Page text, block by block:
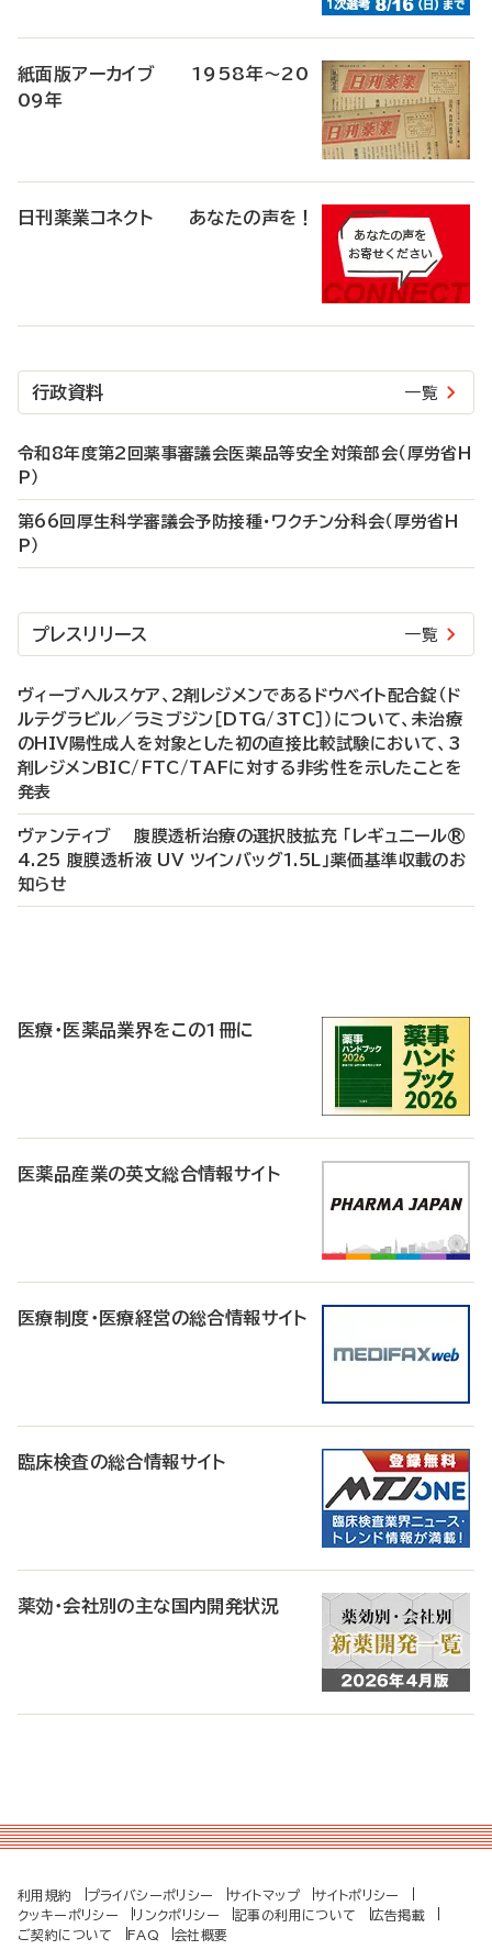
紙面版アーカイブ 1958年～20
09年
日刊薬業コネクト あなたの声を！
行政資料 一覧
令和8年度第2回薬事審議会医薬品等安全対策部会（厚労省H
P）
第66回厚生科学審議会予防接種・ワクチン分科会（厚労省H
P）
プレスリリース 一覧
ヴィーブヘルスケア、2剤レジメンであるドウベイト配合錠（ド
ルテグラビル／ラミブジン［DTG/3TC］）について、未治療
のHIV陽性成人を対象とした初の直接比較試験において、3
剤レジメンBIC/FTC/TAFに対する非劣性を示したことを
発表
ヴァンティブ 腹膜透析治療の選択肢拡充 「レギュニール®
4.25 腹膜透析液 UV ツインバッグ1.5L」薬価基準収載のお
知らせ
医療・医薬品業界をこの1冊に
医薬品産業の英文総合情報サイト
医療制度・医療経営の総合情報サイト
臨床検査の総合情報サイト
薬効・会社別の主な国内開発状況
利用規約 プライバシーポリシー サイトマップ
サイトポリシー
クッキーポリシー
リンクポリシー 記事の利用について
広告掲載
ご契約について
FAQ 会社概要